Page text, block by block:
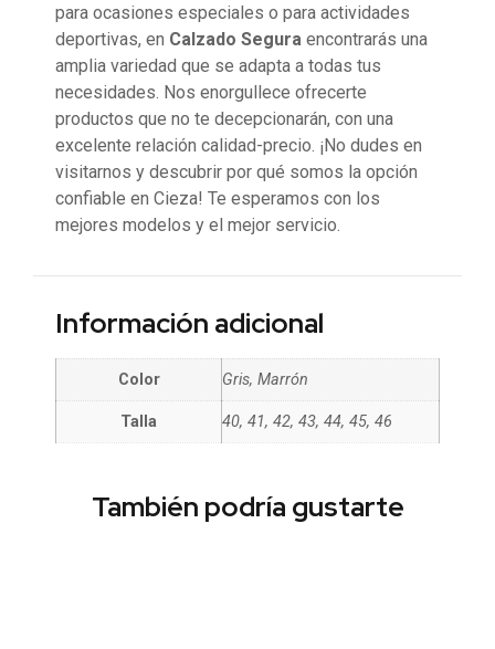
para ocasiones especiales o para actividades
deportivas, en Calzado Segura encontrarás una
amplia variedad que se adapta a todas tus
necesidades. Nos enorgullece ofrecerte
productos que no te decepcionarán, con una
excelente relación calidad-precio. ¡No dudes en
visitarnos y descubrir por qué somos la opción
confiable en Cieza! Te esperamos con los
mejores modelos y el mejor servicio.
Información adicional
Color Gris, Marrón
Talla 40, 41, 42, 43, 44, 45, 46
También podría gustarte